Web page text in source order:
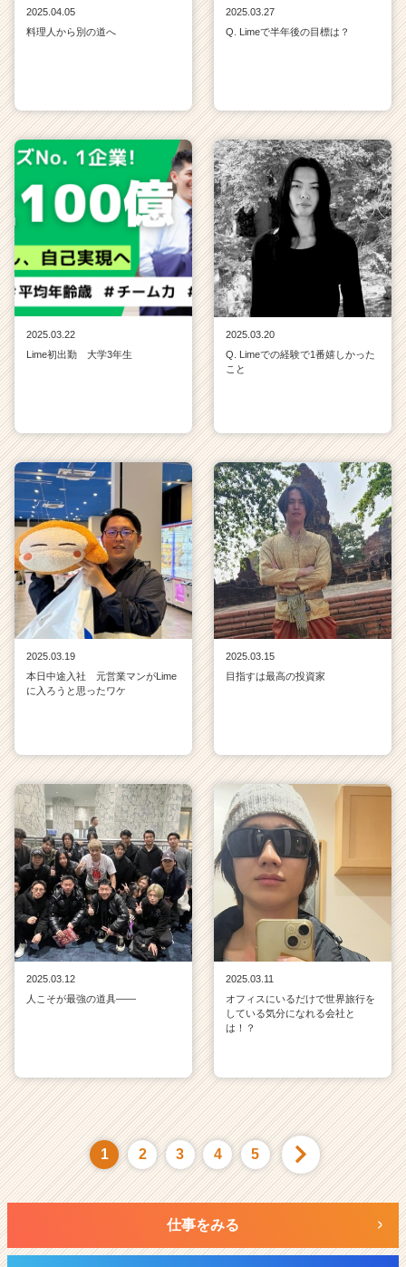
2025.04.05
料理人から別の道へ
2025.03.27
Q. Limeで半年後の目標は？
2025.03.22
Lime初出勤 大学3年生
2025.03.20
Q. Limeでの経験で1番嬉しかった
こと
2025.03.19
本日中途入社 元営業マンがLime
に入ろうと思ったワケ
2025.03.15
目指すは最高の投資家
2025.03.12
人こそが最強の道具——
2025.03.11
オフィスにいるだけで世界旅行を
している気分になれる会社と
は！？
1 2 3 4 5
仕事をみる